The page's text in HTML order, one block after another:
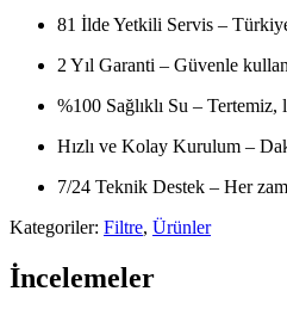
81 İlde Yetkili Servis –
2 Yıl Garanti – Güvenle
%100 Sağlıklı Su –
Hızlı ve Kolay Kurulum –
7/24 Teknik Destek – Her
Kategoriler: Filtre, Ürünler
İncelemeler